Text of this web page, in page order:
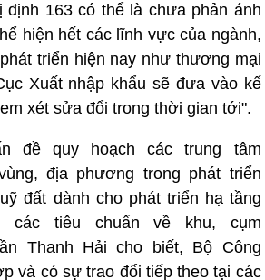
định 163 có thể là chưa phản ánh
hiện hết các lĩnh vực của ngành,
triển hiện nay như thương mại
Xuất nhập khẩu sẽ đưa vào kế
xét sửa đổi trong thời gian tới".
đề quy hoạch các trung tâm
địa phương trong phát triển
đất dành cho phát triển hạ tầng
các tiêu chuẩn về khu, cụm
Thanh Hải cho biết, Bộ Công
và có sự trao đổi tiếp theo tại các